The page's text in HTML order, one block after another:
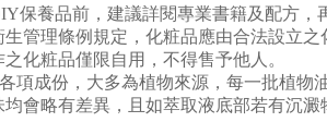
保養品前，建議詳閱專業書籍及配方，
管理條例規定，化粧品應由合法設立之
化粧品僅限自用，不得售予他人。
項成份，大多為植物來源，每一批植物
會略有差異，且如萃取液底部若有沉澱